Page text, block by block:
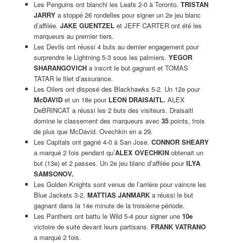
Les Penguins ont blanchi les Leafs 2-0 à Toronto. TRISTAN
JARRYa stoppé 26 rondelles pour signer un 2e jeu blanc
d’affilée. JAKE GUENTZELet JEFF CARTER ont été les
marqueurs au premier tiers.
Les Devils ont réussi 4 buts au dernier engagement pour
surprendre le Lightning 5-3 sous les palmiers. YEGOR
SHARANGOVICHa inscrit le but gagnant et TOMAS
TATAR le filet d’assurance.
Les Oilers ont disposé des Blackhawks 5-2. Un 12e pour
McDAVIDet un 18e pour LEON DRAISAITL. ALEX
DeBRINCAT a réussi les 2 buts des visiteurs. Draisaitl
domine le classement des marqueurs avec 35points, trois
de plus que McDavid. Ovechkin en a 29.
Les Capitals ont gagné 4-0 à San Jose. CONNOR SHEARY
a marqué 2 fois pendant qu’ALEX OVECHKINobtenait un
but (13e) et 2 passes. Un 2e jeu blanc d’affilée pourILYA
SAMSONOV.
Les Golden Knights sont venus de l’arrière pour vaincre les
Blue Jackets 3-2. MATTIAS JANMARKa réussi le but
gagnant dans la 14e minute de la troisième période.
Les Panthers ont battu le Wild 5-4 pour signer une 10e
victoire de suite devant leurs partisans. FRANK VATRANO
a marqué 2 fois.